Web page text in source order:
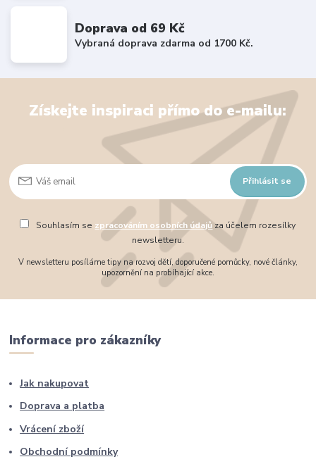
Doprava od 69 Kč
Vybraná doprava zdarma od 1700 Kč.
Získejte inspiraci přímo do e-mailu:
Přihlásit se
Souhlasím se zpracováním osobních údajůza účelem rozesílky
newsletteru.
V newsletteru posíláme tipy na rozvoj dětí, doporučené pomůcky, nové články,
upozornění na probíhající akce.
Informace pro zákazníky
Jak nakupovat
Doprava a platba
Vrácení zboží
Obchodní podmínky